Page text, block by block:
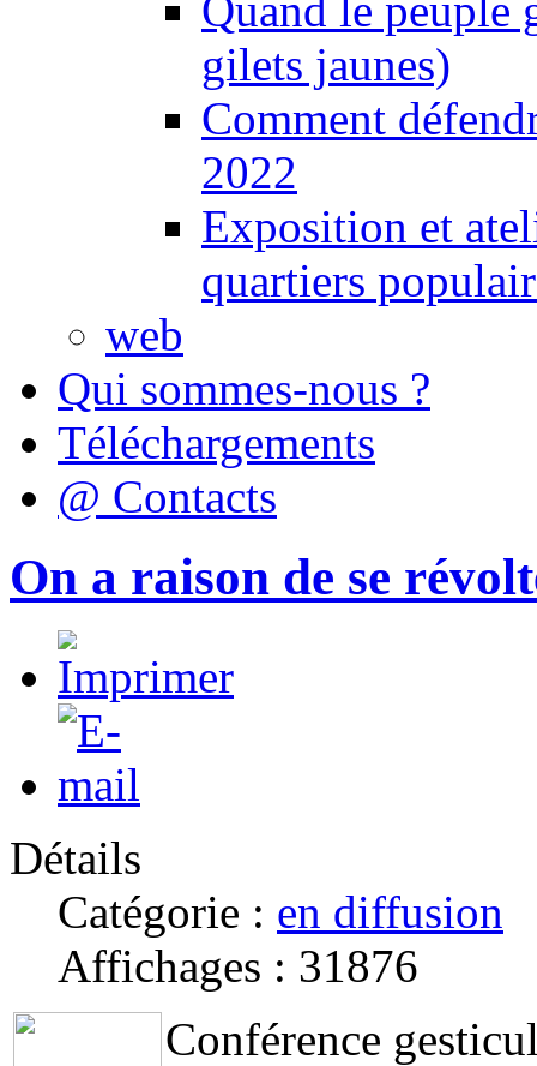
gilets jaunes)
Comment
2022
Exposition et
quartiers
web
Qui sommes-nous ?
Téléchargements
@ Contacts
On a raison de se
Détails
Catégorie : en diffusion
Affichages : 31876
Conférence